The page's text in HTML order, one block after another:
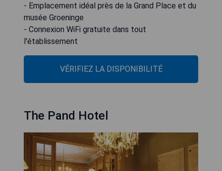
- Emplacement idéal près de la Grand Place et du
musée Groeninge
- Connexion WiFi gratuite dans tout
l'établissement
VÉRIFIEZ LA DISPONIBILITÉ
The Pand Hotel